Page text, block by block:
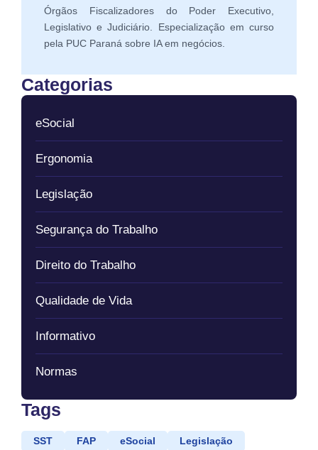
Órgãos Fiscalizadores do Poder Executivo,
Legislativo e Judiciário. Especialização em curso
pela PUC Paraná sobre IA em negócios.
Categorias
eSocial
Ergonomia
Legislação
Segurança do Trabalho
Direito do Trabalho
Qualidade de Vida
Informativo
Normas
Tags
SST FAP eSocial
Legislação